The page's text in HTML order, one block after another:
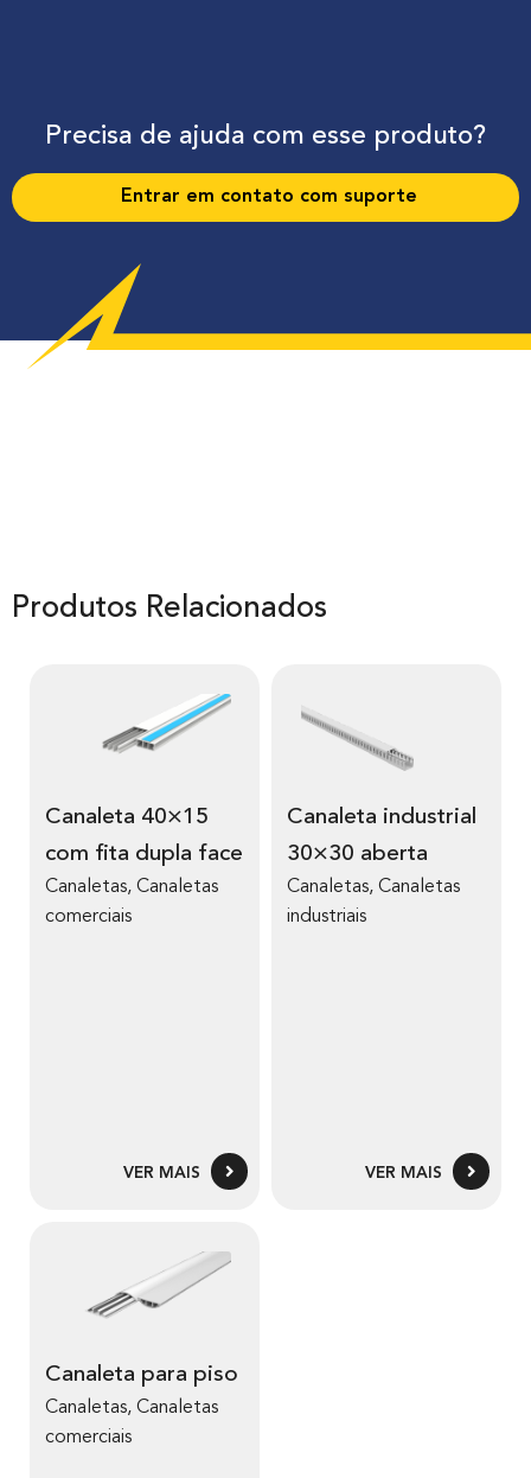
Precisa de ajuda com esse produto?
Entrar em contato com suporte
Produtos Relacionados
Canaleta 40×15
com fita dupla face
Canaletas, Canaletas
comerciais
VER MAIS
Canaleta industrial
30×30 aberta
Canaletas, Canaletas
industriais
VER MAIS
Canaleta para piso
Canaletas, Canaletas
comerciais